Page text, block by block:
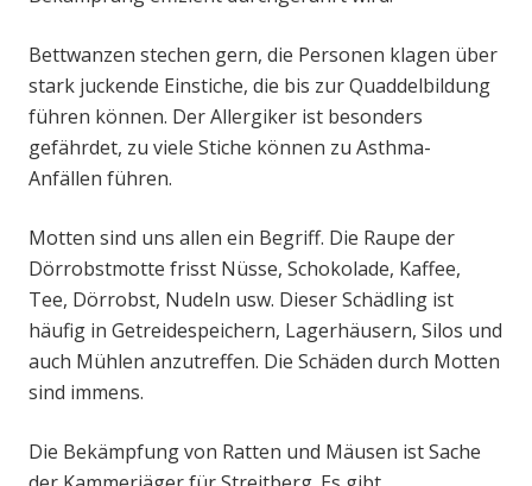
Bettwanzen stechen gern, die Personen klagen über
stark juckende Einstiche, die bis zur Quaddelbildung
führen können. Der Allergiker ist besonders
gefährdet, zu viele Stiche können zu Asthma-
Anfällen führen.
Motten sind uns allen ein Begriff. Die Raupe der
Dörrobstmotte frisst Nüsse, Schokolade, Kaffee,
Tee, Dörrobst, Nudeln usw. Dieser Schädling ist
häufig in Getreidespeichern, Lagerhäusern, Silos und
auch Mühlen anzutreffen. Die Schäden durch Motten
sind immens.
Die Bekämpfung von Ratten und Mäusen ist Sache